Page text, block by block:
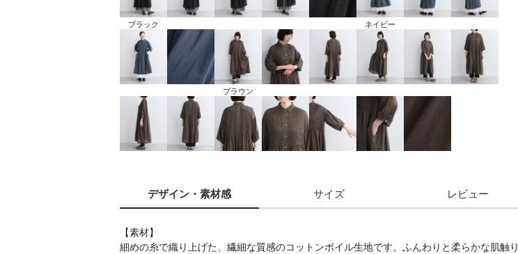
ブラック ネイビー
ブラウン
デザイン ・素材感 サイズ レビュー
【素材】
細めの糸で織り上げた、繊細な質感のコットンボイル生地です。ふんわりと柔らかな肌触り